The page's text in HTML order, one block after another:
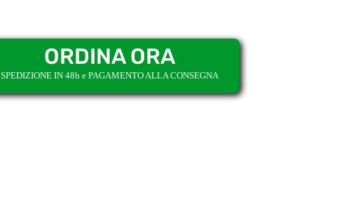
ORDINA ORA
SPEDIZIONE IN 48h e PAGAMENTO ALLA CONSEGNA